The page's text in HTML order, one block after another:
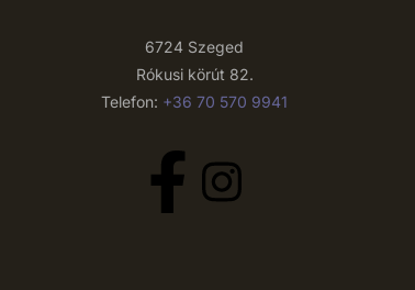
6724 Szeged
Rókusi körút 82.
Telefon: +36 70 570 9941